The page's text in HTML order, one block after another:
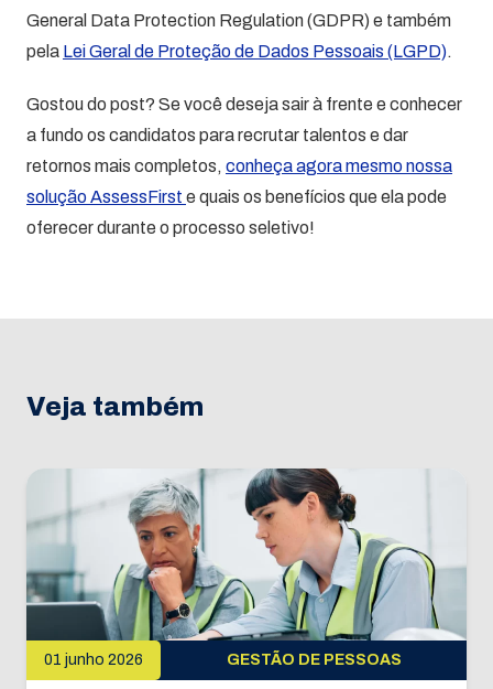
General Data Protection Regulation (GDPR) e também
pela Lei Geral de Proteção de Dados Pessoais (LGPD).
Gostou do post? Se você deseja sair à frente e conhecer
a fundo os candidatos para recrutar talentos e dar
retornos mais completos, conheça agora mesmo nossa
solução AssessFirst e quais os benefícios que ela pode
oferecer durante o processo seletivo!
Veja também
01 junho 2026 GESTÃO DE PESSOAS